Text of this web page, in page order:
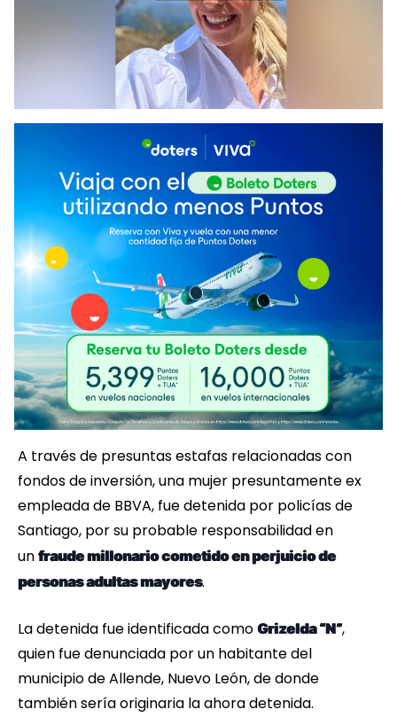
A través de presuntas estafas relacionadas con
fondos de inversión, una mujer presuntamente ex
empleada de BBVA, fue detenida por policías de
Santiago, por su probable responsabilidad en
un fraude millonario cometido en perjuicio de
personas adultas mayores.
La detenida fue identificada como Grizelda “N”,
quien fue denunciada por un habitante del
municipio de Allende, Nuevo León, de donde
también sería originaria la ahora detenida.